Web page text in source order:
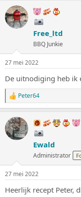
r
d
e
e
:
Free_ltd
BBQ Junkie
27 mei 2022
De uitnodiging heb ik
W
a
r
d
e
e
:
Peter64
Ewald
Administrator
27 mei 2022
Heerlijk recept Peter,